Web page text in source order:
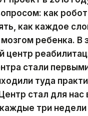
как
как каждое
ребенка. В
центр
стали
туда
стал для
три